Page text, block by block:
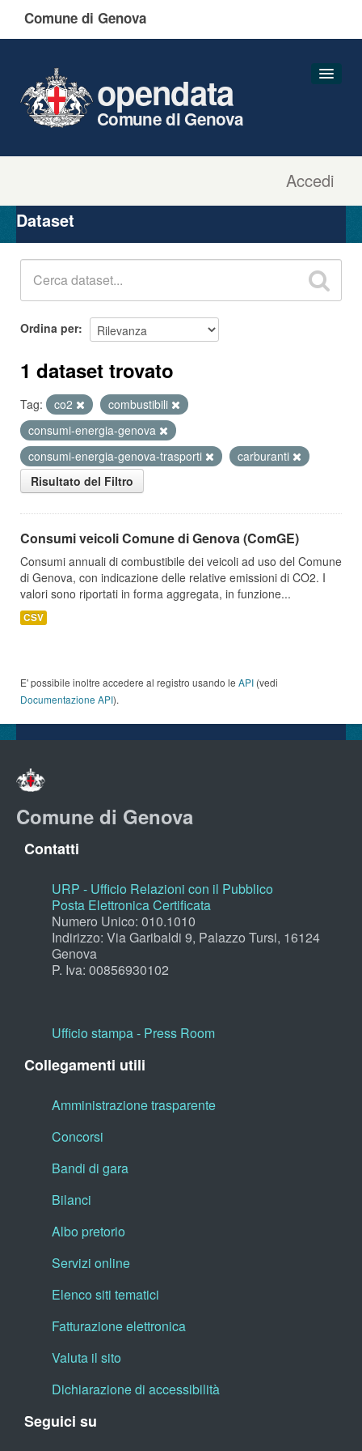
Comune di Genova
Accedi
opendata
Comune di Genova
Organizzazioni
Gruppi
Dataset
Ordina per
1 dataset trovato
Tag: co2
combustibili
consumi-energia-genova
consumi-energia-genova-trasporti
carburanti
Risultato del Filtro
Consumi veicoli Comune di Genova (ComGE)
Consumi annuali di combustibile dei veicoli ad uso del Comune
di Genova, con indicazione delle relative emissioni di CO2. I
valori sono riportati in forma aggregata, in funzione...
CSV
E' possibile inoltre accedere al registro usando le API (vedi
Documentazione API).
Comune di Genova
Contatti
URP - Ufficio Relazioni con il Pubblico
Posta Elettronica Certificata
Numero Unico: 010.1010
Indirizzo: Via Garibaldi 9, Palazzo Tursi, 16124
Genova
P. Iva: 00856930102
Ufficio stampa - Press Room
Collegamenti utili
Amministrazione trasparente
Concorsi
Bandi di gara
Bilanci
Albo pretorio
Servizi online
Elenco siti tematici
Fatturazione elettronica
Valuta il sito
Dichiarazione di accessibilità
Seguici su